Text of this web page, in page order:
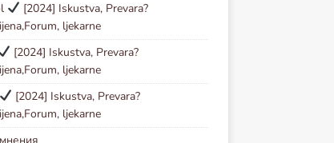
[2024] Iskustva, Prevara?
ljekarne
[2024] Iskustva, Prevara?
ljekarne
[2024] Iskustva, Prevara?
ljekarne